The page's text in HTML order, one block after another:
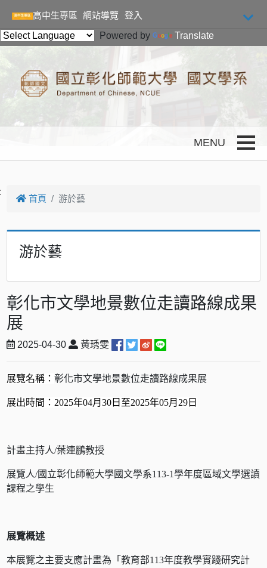
高中生專區
網站導覽
登入
Powered by
Translate
首頁 游於藝
游於藝
彰化市文學地景數位走讀路線成果
展
2025-04-30 黃琇雯
展覽名稱：彰化市文學地景數位走讀路線成果展
展出時間：2025年04月30日至2025年05月29日
計畫主持人/葉連鵬教授
展覽人/國立彰化師範大學國文學系113-1學年度區域文學選讀
課程之學生
展覽概述
本展覽之主要支應計畫為「教育部113年度教學實踐研究計